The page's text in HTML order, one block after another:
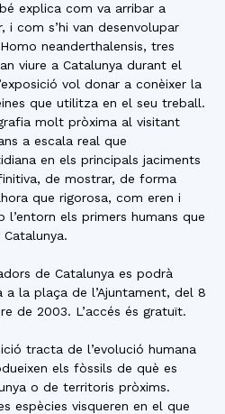
explica com va arribar a
i com s’hi van desenvolupar
neanderthalensis, tres
viure a Catalunya durant el
vol donar a conèixer la
que utilitza en el seu treball.
molt pròxima al visitant
a escala real que
en els principals jaciments
de mostrar, de forma
que rigorosa, com eren i
l’entorn els primers humans que
de Catalunya es podrà
a la plaça de l’Ajuntament, del 8
de 2003. L’accés és gratuït.
tracta de l’evolució humana
els fòssils de què es
o de territoris pròxims.
espècies visqueren en el que